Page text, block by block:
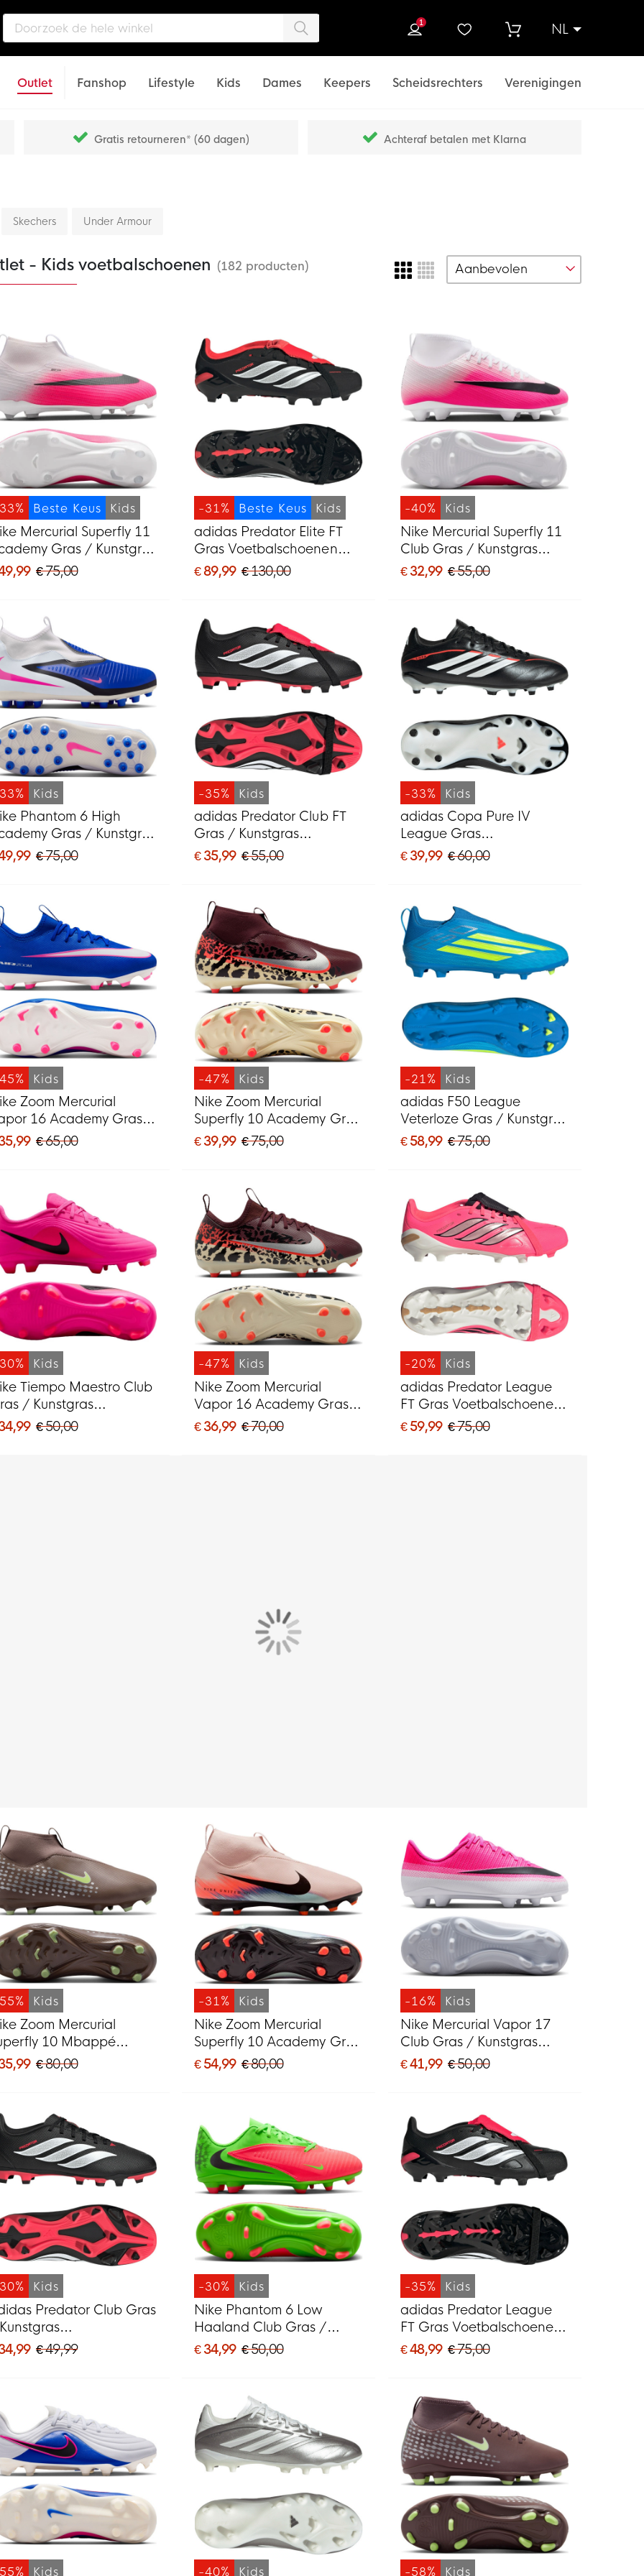
NL
1
Outlet Fanshop Lifestyle Kids Dames Keepers Scheidsrechters Verenigingen
Gratis retourneren* (60 dagen) Achteraf betalen met Klarna
Skechers Under Armour
- Kids voetbalschoenen (182 producten)
Beste Keus Kids
Mercurial Superfly 11
Gras / Kunstgras
(MG)
Felroze Wit Zwart
€ 75,00
Beste Keus
-31% Kids
adidas Predator Elite FT
Gras Voetbalschoenen
(FG) Kids Zwart Wit Rood
€ 89,99 € 130,00
-40% Kids
Nike Mercurial Superfly 11
Club Gras / Kunstgras
Voetbalschoenen (MG)
Kids Felroze Wit Zwart
€ 32,99 € 55,00
Kids
Phantom 6 High
Gras / Kunstgras
(MG)
Blauw Wit Felroze
€ 75,00
-35% Kids
adidas Predator Club FT
Gras / Kunstgras
Voetbalschoenen (MG)
Kids Zwart Wit Rood
€ 35,99 € 55,00
-33% Kids
adidas Copa Pure IV
League Gras
Voetbalschoenen (FG)
Kids Zwart Wit Rood
€ 39,99 € 60,00
Kids
Zoom Mercurial
16 Academy Gras /
(MG)
€ 65,00
-47% Kids
Nike Zoom Mercurial
Superfly 10 Academy Gras
/ Kunstgras
Voetbalschoenen (MG)
€ 39,99 € 75,00
-21% Kids
adidas F50 League
Veterloze Gras / Kunstgras
Voetbalschoenen (MG)
Kids Blauw Neongeel
€ 58,99 € 75,00
Kids
Tiempo Maestro Club
/ Kunstgras
(MG)
Felroze Zwart
€ 50,00
-47% Kids
Nike Zoom Mercurial
Vapor 16 Academy Gras /
Kunstgras
Voetbalschoenen (MG)
€ 36,99 € 70,00
-20% Kids
adidas Predator League
FT Gras Voetbalschoenen
(FG) Kids Felroze Zilvergrijs
Zwart Goud
€ 59,99 € 75,00
Kids
Zoom Mercurial
10 Mbappé
Gras / Kunstgras
(MG)
€ 80,00
-31% Kids
Nike Zoom Mercurial
Superfly 10 Academy Gras
/ Kunstgras
Voetbalschoenen (MG)
€ 54,99 € 80,00
-16% Kids
Nike Mercurial Vapor 17
Club Gras / Kunstgras
Voetbalschoenen (MG)
Kids Felroze Wit Zwart
€ 41,99 € 50,00
Kids
Predator Club Gras
(MG)
Zwart Wit Rood
€ 49,99
-30% Kids
Nike Phantom 6 Low
Haaland Club Gras /
Kunstgras
Voetbalschoenen (MG)
€ 34,99 € 50,00
-35% Kids
adidas Predator League
FT Gras Voetbalschoenen
(FG) Kids Zwart Wit Rood
€ 48,99 € 75,00
Kids -40% Kids -58% Kids